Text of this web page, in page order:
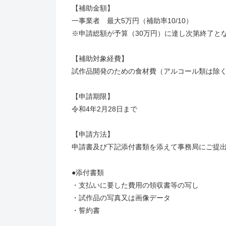
【補助金額】
一事業者 最大5万円（補助率10/10）
※申請総額が予算（30万円）に達し次第終了と
【補助対象経費】
試作品開発のための食材費（アルコール類は除く
【申請期限】
令和4年2月28日まで
【申請方法】
申請書及び下記添付書類を添えて事務局にご提
●添付書類
・支払いに要した費用の領収書等の写し
・試作品の写真又は画像データ
・誓約書